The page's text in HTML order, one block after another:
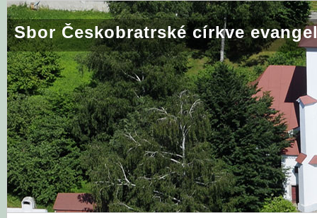
Sbor Českobratrské církve